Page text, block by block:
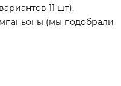
11 шт).
(мы подобрали